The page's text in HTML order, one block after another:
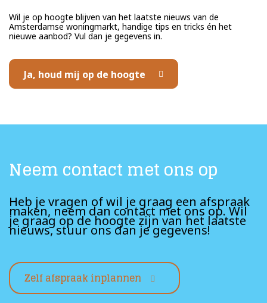
Wil je op hoogte blijven van het laatste nieuws van de
Amsterdamse woningmarkt, handige tips en tricks én het
nieuwe aanbod? Vul dan je gegevens in.
Ja, houd mij op de hoogte
Neem contact met ons op
Heb je vragen of wil je graag een afspraak
maken, neem dan contact met ons op. Wil
je graag op de hoogte zijn van het laatste
nieuws, stuur ons dan je gegevens!
Zelf afspraak inplannen